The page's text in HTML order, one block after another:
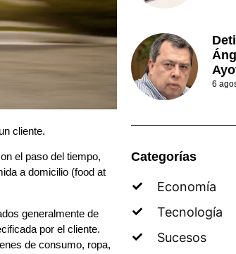
cliente.
el paso del tiempo,
a domicilio (food at
generalmente de
por el cliente.
de consumo, ropa,
6
Categorías
Economía
Tecnología
Sucesos